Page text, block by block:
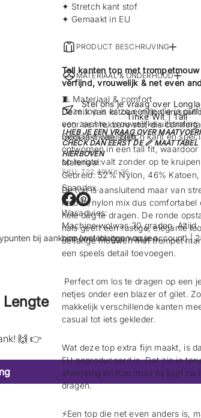
✦ Stretch kant stof
✦ Gemaakt in EU
PRODUCT BESCHRIJVING
Tall kanten top met trompetmouw
verfijnd, vrouwelijk & net even
Deze top is er zo eentje die je
een zachte, vrouwelijke uitstraling
Gemaakt van stretch kant en
ontworpen in een tall fit, waardoor
op lengte valt zonder op te
De top is aansluitend maar van
katoen/nylon mix dus comfortabel
hele dag te dragen. De ronde
hals geeft een rustige, elegante
de lange mouwen met trompet
een speels detail toevoegen.
Perfect om los te dragen op een
netjes onder een blazer of gilet.
makkelijk verschillende kanten
casual tot iets gekleder.
Wat deze top extra fijn maakt, is
EU geproduceerd is. Dat zie je
afwerking én hoe mooi hij blijft na
dragen.
⚡️Een top die net even anders is,
MATERIAAL & ONDERHOUD
🧵 Materiaal & comfort
De mix van katoen, nylon en
voor een rekbare stof die
mooi in model blijft.
Materiaal:
Gebreid: 52% Nylon, 46%
Spandex.
Wasadvies:
Machine wolwas 30 graden. Altijd
binnenstebuiten wassen.
Stel ons je vraag over
Tinke Wit | Tall
! HEB JE EEN VRAAG OVER
CHECK DAN EERST DE 📏 MAATTABEL
HIERBOVEN
SKU: T22.49Wit-36
O
p
e
n
i
e
n
i
u
w
s
c
h
O
p
e
n
i
e
e
n
i
u
s
c
h
bij aankoop (wel inloggen op je account) | 250
🙌 👉